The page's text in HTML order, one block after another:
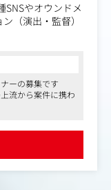
SNSやオウンドメ
（演出・監督）
ンツ制作に力を
演交渉
ーの募集です
流から案件に携わ